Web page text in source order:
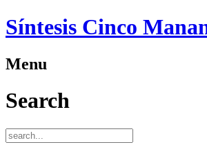
Síntesis Cinco
Menu
Search